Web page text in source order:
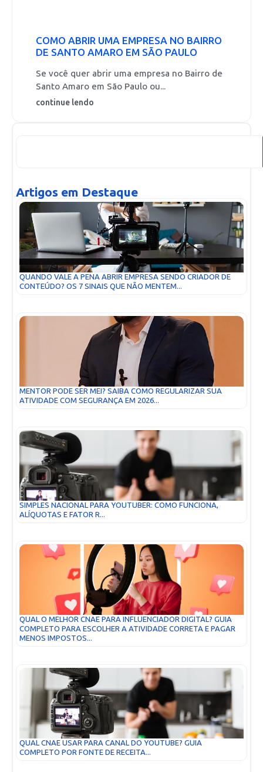
COMO ABRIR UMA EMPRESA NO BAIRRO
DE SANTO AMARO EM SÃO PAULO
Se você quer abrir uma empresa no Bairro de
Santo Amaro em São Paulo ou...
continue lendo
Artigos em Destaque
QUANDO VALE A PENA ABRIR EMPRESA SENDO CRIADOR DE
CONTEÚDO? OS 7 SINAIS QUE NÃO MENTEM...
MENTOR PODE SER MEI? SAIBA COMO REGULARIZAR SUA
ATIVIDADE COM SEGURANÇA EM 2026...
SIMPLES NACIONAL PARA YOUTUBER: COMO FUNCIONA,
ALÍQUOTAS E FATOR R...
QUAL O MELHOR CNAE PARA INFLUENCIADOR DIGITAL? GUIA
COMPLETO PARA ESCOLHER A ATIVIDADE CORRETA E PAGAR
MENOS IMPOSTOS...
QUAL CNAE USAR PARA CANAL DO YOUTUBE? GUIA
COMPLETO POR FONTE DE RECEITA...